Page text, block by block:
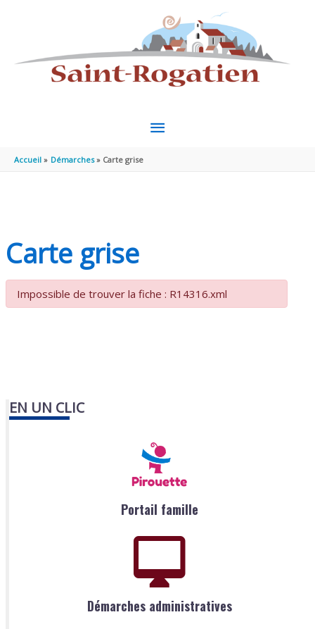
MENU
Accueil Démarches Carte grise
Carte grise
Impossible de trouver la fiche : R14316.xml
EN UN CLIC
Portail famille
Démarches administratives